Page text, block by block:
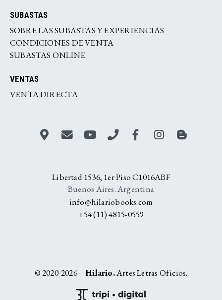
SUBASTAS
SOBRE LAS SUBASTAS Y EXPERIENCIAS
CONDICIONES DE VENTA
SUBASTAS ONLINE
VENTAS
VENTA DIRECTA
Libertad 1536, 1er Piso C1016ABF
Buenos Aires. Argentina
info@hilariobooks.com
+54 (11) 4815-0559
© 2020-2026—Hilario.Artes Letras Oficios.